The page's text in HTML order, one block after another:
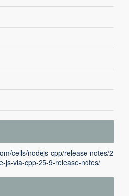
cells/nodejs-cpp/release-notes/2
js-via-cpp-25-9-release-notes/